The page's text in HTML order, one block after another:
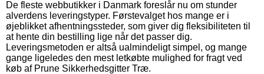
De fleste webbutikker i Danmark foreslår nu om stunder
alverdens leveringstyper. Førstevalget hos mange er i
øjeblikket afhentningssteder, som giver dig fleksibiliteten til
at hente din bestilling lige når det passer dig.
Leveringsmetoden er altså ualmindeligt simpel, og mange
gange ligeledes den mest letkøbte mulighed for fragt ved
køb af Prune Sikkerhedsgitter Træ.